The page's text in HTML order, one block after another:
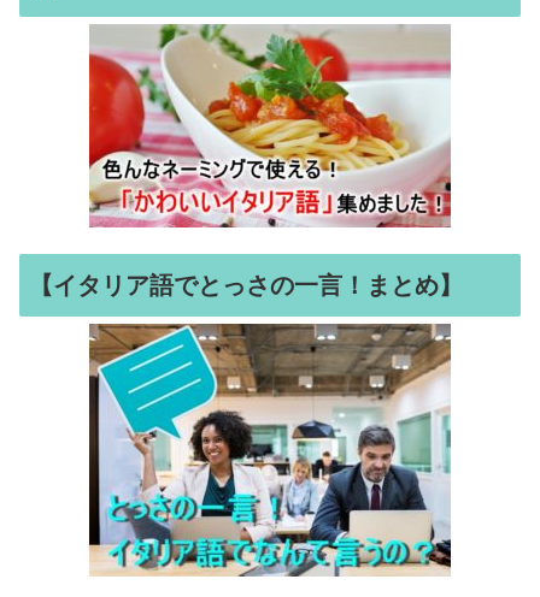
【イタリア語でとっさの一言！まとめ】